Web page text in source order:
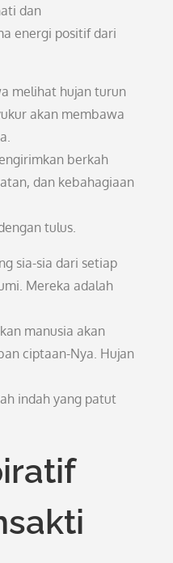
dan
energi positif dari
melihat hujan turun
akan membawa
berkah
dan kebahagiaan
tulus.
sia-sia dari setiap
Mereka adalah
manusia akan
ciptaan-Nya. Hujan
indah yang patut